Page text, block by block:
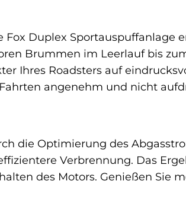
Fox Duplex Sportauspuffanlage
Brummen im Leerlauf bis
Ihres Roadsters auf
angenehm und nicht
die Optimierung des
Verbrennung. Das
des Motors. Genießen Sie